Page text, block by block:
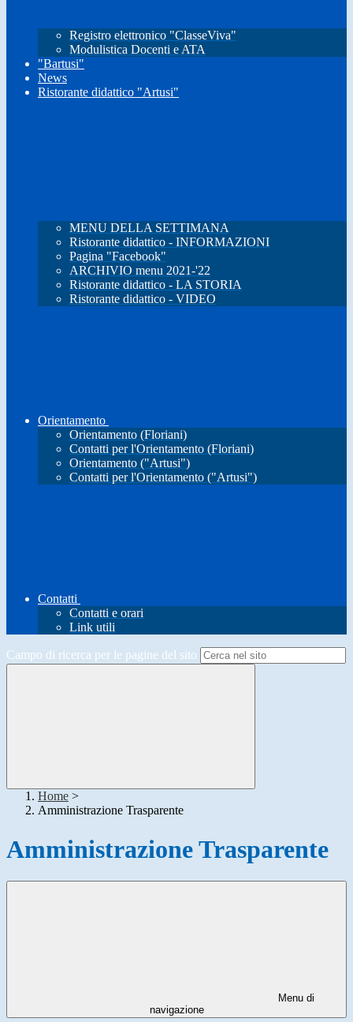
Registro elettronico "ClasseViva"
Modulistica Docenti e ATA
"Bartusi"
News
Ristorante didattico "Artusi"
MENU DELLA SETTIMANA
Ristorante didattico - INFORMAZIONI
Pagina "Facebook"
ARCHIVIO menu 2021-'22
Ristorante didattico - LA STORIA
Ristorante didattico - VIDEO
Orientamento
Orientamento (Floriani)
Contatti per l'Orientamento (Floriani)
Orientamento ("Artusi")
Contatti per l'Orientamento ("Artusi")
Contatti
Contatti e orari
Link utili
Campo di ricerca per le pagine del sito
Home >
Amministrazione Trasparente
Amministrazione Trasparente
Menu di
navigazione